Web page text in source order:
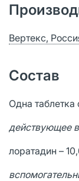
Вертекс,
Состав
Одна таблетка
действующее
лоратадин –